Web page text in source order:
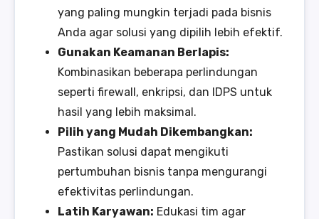
yang paling mungkin terjadi pada bisnis
Anda agar solusi yang dipilih lebih efektif.
Gunakan Keamanan Berlapis:
Kombinasikan beberapa perlindungan
seperti firewall, enkripsi, dan IDPS untuk
hasil yang lebih maksimal.
Pilih yang Mudah Dikembangkan:
Pastikan solusi dapat mengikuti
pertumbuhan bisnis tanpa mengurangi
efektivitas perlindungan.
Latih Karyawan: Edukasi tim agar